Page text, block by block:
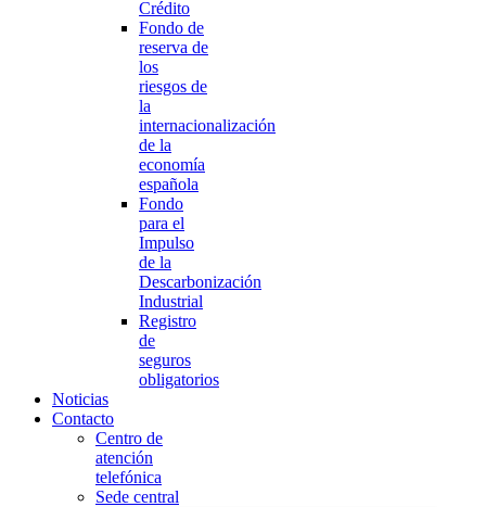
Crédito
Fondo de
reserva de
los
riesgos de
la
internacionalización
de la
economía
española
Fondo
para el
Impulso
de la
Descarbonización
Industrial
Registro
de
seguros
obligatorios
Noticias
Contacto
Centro de
atención
telefónica
Sede central